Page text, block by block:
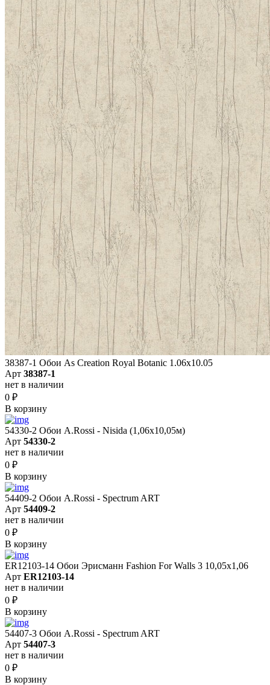
38387-1 Обои As Creation Royal Botanic 1.06x10.05
Арт 38387-1
нет в наличии
0 ₽
В корзину
54330-2 Обои A.Rossi - Nisida (1,06x10,05м)
Арт 54330-2
нет в наличии
0 ₽
В корзину
54409-2 Обои A.Rossi - Spectrum ART
Арт 54409-2
нет в наличии
0 ₽
В корзину
ER12103-14 Обои Эрисманн Fashion For Walls 3 10,05x1,06
Арт ER12103-14
нет в наличии
0 ₽
В корзину
54407-3 Обои A.Rossi - Spectrum ART
Арт 54407-3
нет в наличии
0 ₽
В корзину